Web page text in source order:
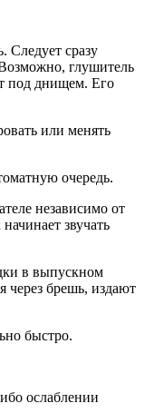
Следует сразу
глушитель
под днищем. Его
или менять
очередь.
независимо от
звучать
в выпускном
через брешь, издают
быстро.
ослаблении